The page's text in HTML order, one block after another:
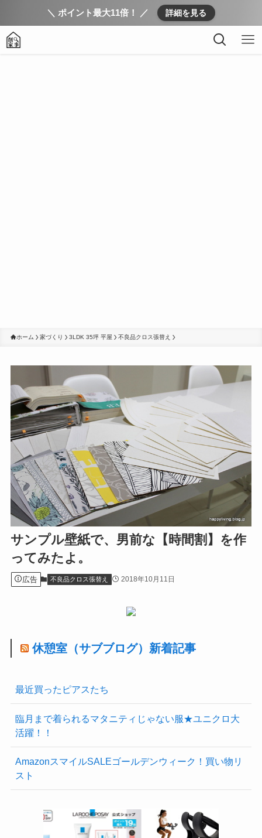
＼ ポイント最大11倍！ ／ 詳細を見る
ホーム 家づくり 3LDK 35坪 平屋 不良品クロス張替え
サンプル壁紙で、男前な【時間割】を作
ってみたよ。
広告 不良品クロス張替え 2018年10月11日
休憩室（サブブログ）新着記事
最近買ったピアスたち
臨月まで着られるマタニティじゃない服★ユニクロ大
活躍！！
AmazonスマイルSALEゴールデンウィーク！買い物リ
スト